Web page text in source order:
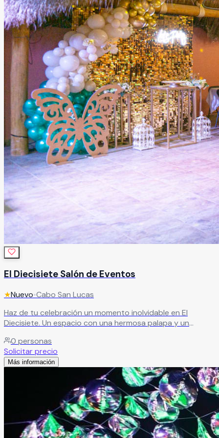
El Diecisiete Salón de Eventos
★Nuevo•Cabo San Lucas
Haz de tu celebración un momento inolvidable en El
Diecisiete. Un espacio con una hermosa palapa y un
llenos de estilo. Aquí encontrarás el lugar perfecto para
disfrutar tu festejo como lo imaginaste. Bodas,
cumpleaños, bautizos, aniversarios o cualquier ocasión
especial… en El Diecisiete cada evento se convierte en un
recuerdo inolvidable. Leer más
0 personas
Solicitar precio
Más información